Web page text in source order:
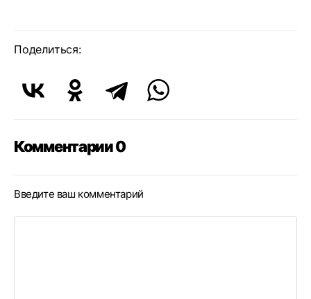
Поделиться:
Комментарии 0
Введите ваш комментарий